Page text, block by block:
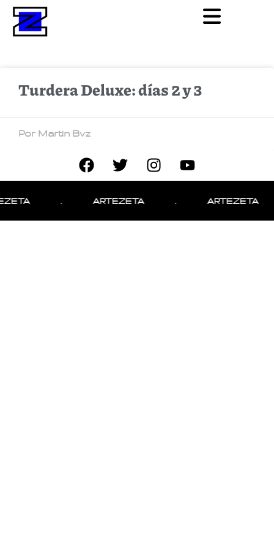
Turdera Deluxe: días 2 y 3
Por Martin Bvz
ARTEZETA ARTEZETA